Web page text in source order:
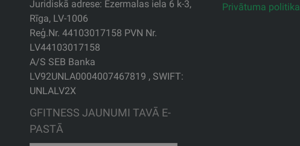
Juridiskā adrese: Ezermalas iela 6 k-3,
Rīga, LV-1006
Reģ.Nr. 44103017158 PVN Nr.
LV44103017158
A/S SEB Banka
LV92UNLA0004007467819 , SWIFT:
UNLALV2X
GFITNESS JAUNUMI TAVĀ E-
PASTĀ
Privātuma politika